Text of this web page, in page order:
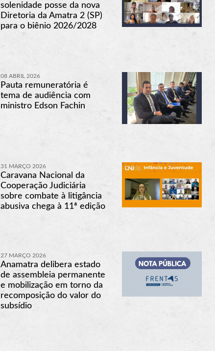
solenidade posse da nova
Diretoria da Amatra 2 (SP)
para o biênio 2026/2028
08 ABRIL 2026
Pauta remuneratória é
tema de audiência com
ministro Edson Fachin
31 MARÇO 2026
Caravana Nacional da
Cooperação Judiciária
sobre combate à litigância
abusiva chega à 11ª edição
27 MARÇO 2026
Anamatra delibera estado
de assembleia permanente
e mobilização em torno da
recomposição do valor do
subsídio